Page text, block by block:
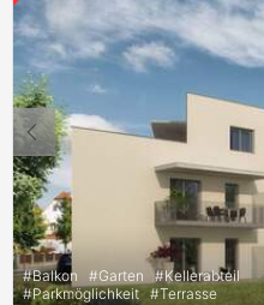
#Balkon #Garten #Kellerabteil
#Parkmöglichkeit #Terrasse